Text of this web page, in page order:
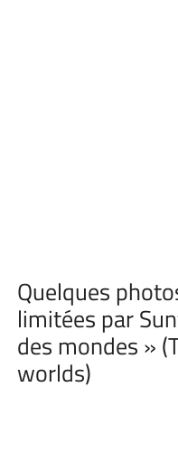
Quelques
limitées par
des mondes »
worlds)